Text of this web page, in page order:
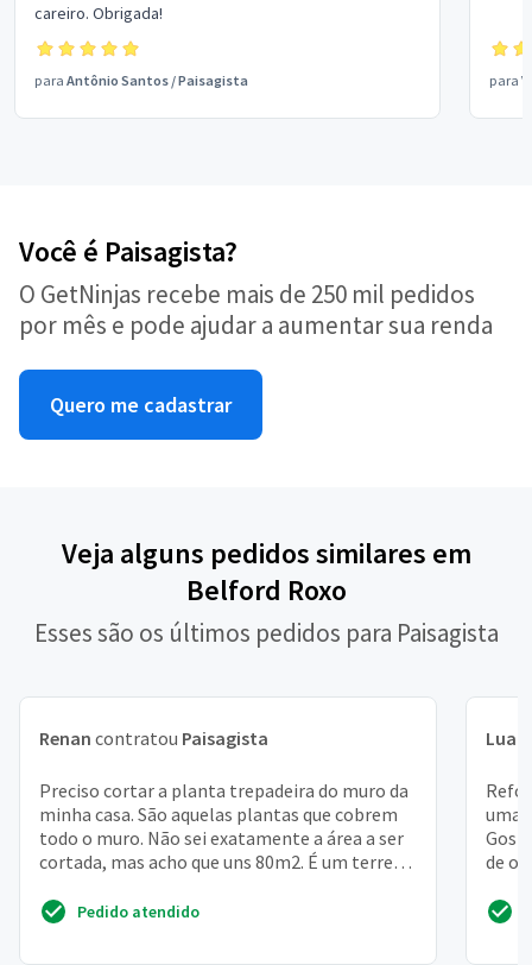
careiro. Obrigada!
para Antônio Santos /Paisagista para
Você é Paisagista?
O GetNinjas recebe mais de 250 mil pedidos
por mês e pode ajudar a aumentar sua renda
Quero me cadastrar
Veja alguns pedidos similares em
Belford Roxo
Esses são os últimos pedidos para Paisagista
Renan contratou Paisagista
Preciso cortar a planta trepadeira do muro da
minha casa. São aquelas plantas que cobrem
todo o muro. Não sei exatamente a área a ser
cortada, mas acho que uns 80m2. É um terreno
Pedido atendido
Luan
uma
de